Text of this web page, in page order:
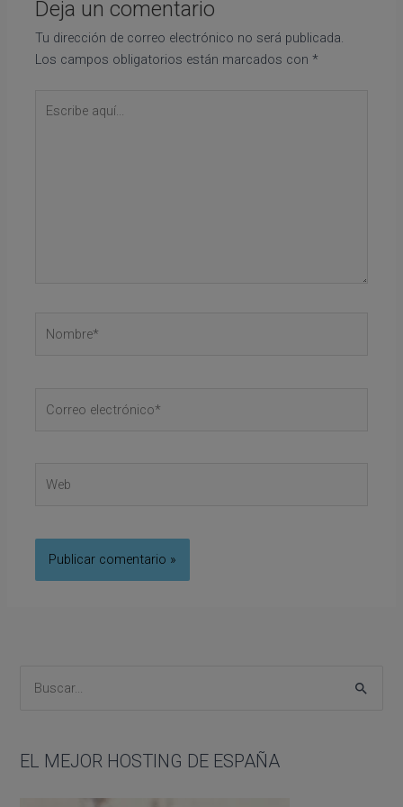
Deja un comentario
Tu dirección de correo electrónico no será publicada.
Los campos obligatorios están marcados con*
electrónico*
c
EL MEJOR HOSTING DE ESPAÑA